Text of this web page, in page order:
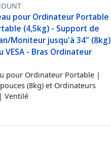
pour Ordinateur Portable
(4,5kg) - Support de
Moniteur jusqu'à 34" (8kg)
VESA - Bras Ordinateur
pour Ordinateur Portable |
(8kg) et Ordinateurs
Ventilé